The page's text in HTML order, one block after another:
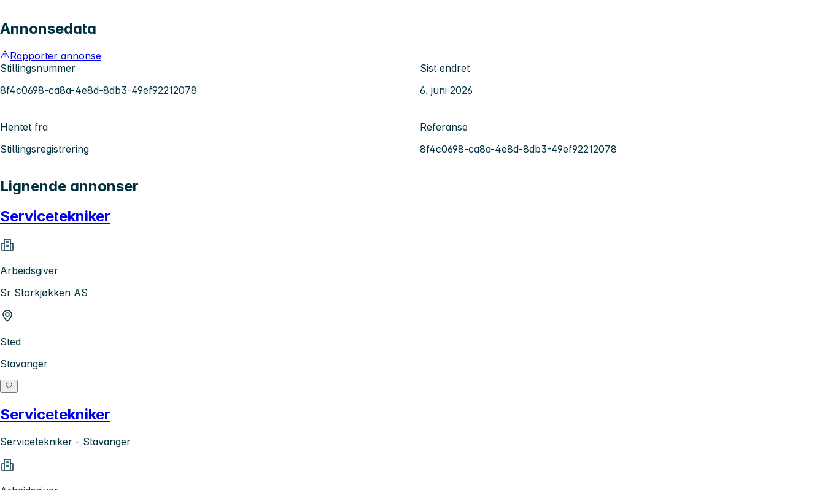
Annonsedata
Rapporter annonse
Stillingsnummer
8f4c0698-ca8a-4e8d-8db3-49ef92212078
Sist endret
6. juni 2026
Hentet fra
Stillingsregistrering
Referanse
8f4c0698-ca8a-4e8d-8db3-49ef92212078
Lignende annonser
Servicetekniker
Arbeidsgiver
Sr Storkjøkken AS
Sted
Stavanger
Servicetekniker
Servicetekniker - Stavanger